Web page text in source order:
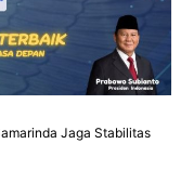
Jaga Stabilitas